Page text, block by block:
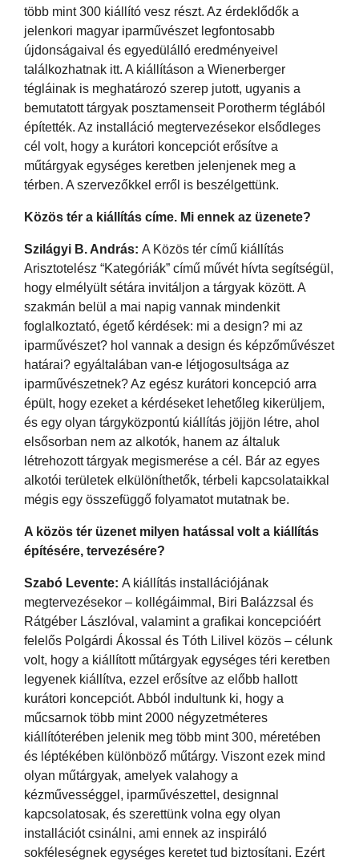
több mint 300 kiállító vesz részt. Az érdeklődők a
jelenkori magyar iparművészet legfontosabb
újdonságaival és egyedülálló eredményeivel
találkozhatnak itt. A kiállításon a Wienerberger
tégláinak is meghatározó szerep jutott, ugyanis a
bemutatott tárgyak posztamenseit Porotherm téglából
építették. Az installáció megtervezésekor elsődleges
cél volt, hogy a kurátori koncepciót erősítve a
műtárgyak egységes keretben jelenjenek meg a
térben. A szervezőkkel erről is beszélgettünk.
Közös tér a kiállítás címe. Mi ennek az üzenete?
Szilágyi B. András: A Közös tér című kiállítás
Arisztotelész “Kategóriák” című művét hívta segítségül,
hogy elmélyült sétára invitáljon a tárgyak között. A
szakmán belül a mai napig vannak mindenkit
foglalkoztató, égető kérdések: mi a design? mi az
iparművészet? hol vannak a design és képzőművészet
határai? egyáltalában van-e létjogosultsága az
iparművészetnek? Az egész kurátori koncepció arra
épült, hogy ezeket a kérdéseket lehetőleg kikerüljem,
és egy olyan tárgyközpontú kiállítás jöjjön létre, ahol
elsősorban nem az alkotók, hanem az általuk
létrehozott tárgyak megismerése a cél. Bár az egyes
alkotói területek elkülöníthetők, térbeli kapcsolataikkal
mégis egy összefüggő folyamatot mutatnak be.
A közös tér üzenet milyen hatással volt a kiállítás
építésére, tervezésére?
Szabó Levente: A kiállítás installációjának
megtervezésekor – kollégáimmal, Biri Balázzsal és
Rátgéber Lászlóval, valamint a grafikai koncepcióért
felelős Polgárdi Ákossal és Tóth Lilivel közös – célunk
volt, hogy a kiállított műtárgyak egységes téri keretben
legyenek kiállítva, ezzel erősítve az előbb hallott
kurátori koncepciót. Abból indultunk ki, hogy a
műcsarnok több mint 2000 négyzetméteres
kiállítóterében jelenik meg több mint 300, méretében
és léptékében különböző műtárgy. Viszont ezek mind
olyan műtárgyak, amelyek valahogy a
kézművességgel, iparművészettel, designnal
kapcsolatosak, és szerettünk volna egy olyan
installációt csinálni, ami ennek az inspiráló
sokféleségnek egységes keretet tud biztosítani. Ezért